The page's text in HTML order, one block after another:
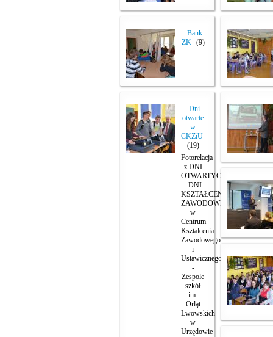
Bank
ZK (9)
Dni
otwarte
w
CKZiU
(19)
Fotorelacja
z DNI
OTWARTYCH
- DNI
KSZTAŁCENIA
ZAWODOWEGO
w
Centrum
Kształcenia
Zawodowego
i
Ustawicznego
-
Zespole
szkół
im.
Orląt
Lwowskich
w
Urzędowie